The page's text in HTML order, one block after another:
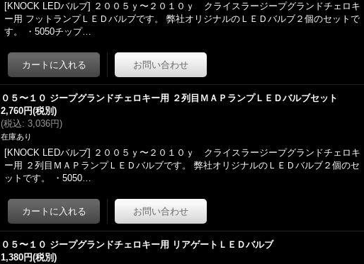
[KNOCK LEDバルブ] ２００５ｙ〜２０１０ｙ クライスラージープグランドチェロキ
ー用 フットランプＬＥＤバルブです。 弊社オリジナルのＬＥＤバルブ２個のセットで
す。 ・5050チップ…
０５〜１０ ジープグランドチェロキー用 ２列目ＭＡＰランプＬＥＤバルブセット
2,760円(税別)
(税込: 3,036円)
在庫あり
[KNOCK LEDバルブ] ２００５ｙ〜２０１０ｙ クライスラージープグランドチェロキ
ー用 ２列目ＭＡＰランプＬＥＤバルブです。 弊社オリジナルのＬＥＤバルブ２個のセ
ットです。 ・5050…
０５〜１０ ジープグランドチェロキー用 リアゲートＬＥＤバルブ
1,380円(税別)